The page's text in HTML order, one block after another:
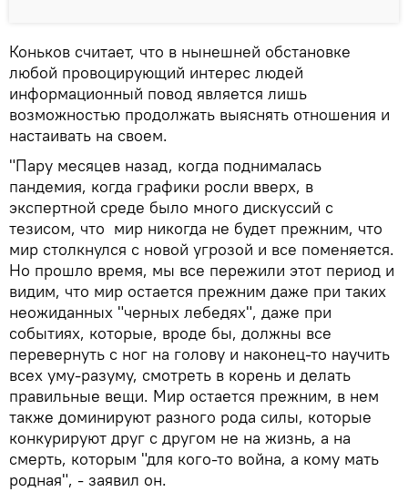
Коньков считает, что в нынешней обстановке
любой провоцирующий интерес людей
информационный повод является лишь
возможностью продолжать выяснять отношения и
настаивать на своем.
"Пару месяцев назад, когда поднималась
пандемия, когда графики росли вверх, в
экспертной среде было много дискуссий с
тезисом, что мир никогда не будет прежним, что
мир столкнулся с новой угрозой и все поменяется.
Но прошло время, мы все пережили этот период и
видим, что мир остается прежним даже при таких
неожиданных "черных лебедях", даже при
событиях, которые, вроде бы, должны все
перевернуть с ног на голову и наконец-то научить
всех уму-разуму, смотреть в корень и делать
правильные вещи. Мир остается прежним, в нем
также доминируют разного рода силы, которые
конкурируют друг с другом не на жизнь, а на
смерть, которым "для кого-то война, а кому мать
родная", - заявил он.